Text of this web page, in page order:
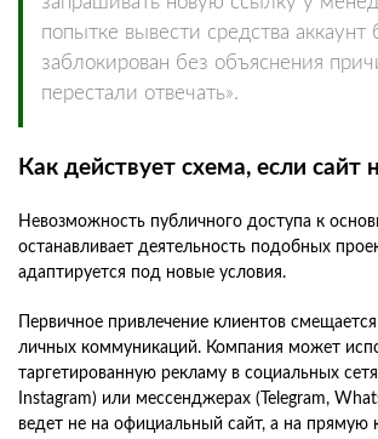
попытке вывести средства аккаунт
заблокирован без объяснения
перестали отвечать».
Как действует схема, если сайт
Невозможность публичного доступа к
останавливает деятельность подобных
адаптируется под новые условия.
Первичное привлечение клиентов
личных коммуникаций. Компания может
таргетированную рекламу в социальных
Instagram) или мессенджерах (Telegram,
ведет не на официальный сайт, а на прямую